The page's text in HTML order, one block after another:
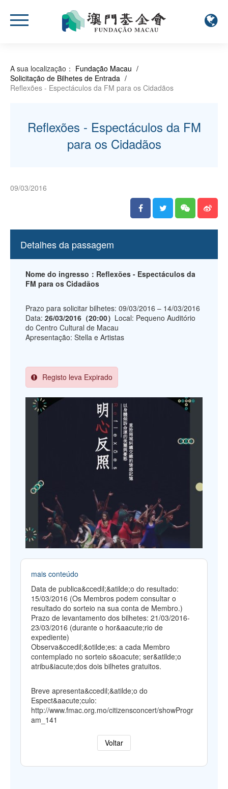
A sua localização： Fundação Macau /
Solicitação de Bilhetes de Entrada /
Reflexões - Espectáculos da FM para os Cidadãos
Reflexões - Espectáculos da FM
para os Cidadãos
09/03/2016
Detalhes da passagem
Nome do ingresso：Reflexões - Espectáculos da
FM para os Cidadãos
Prazo para solicitar bilhetes: 09/03/2016 – 14/03/2016
Data: 26/03/2016（20:00） Local: Pequeno Auditório
do Centro Cultural de Macau
Apresentação: Stella e Artistas
Registo leva Expirado
mais conteúdo
Data de publica&ccedil;&atilde;o do resultado:
15/03/2016 (Os Membros podem consultar o
resultado do sorteio na sua conta de Membro.)
Prazo de levantamento dos bilhetes: 21/03/2016-
23/03/2016 (durante o hor&aacute;rio de
expediente)
Observa&ccedil;&otilde;es: a cada Membro
contemplado no sorteio s&oacute; ser&atilde;o
atribu&iacute;dos dois bilhetes gratuitos.
Breve apresenta&ccedil;&atilde;o do
Espect&aacute;culo:
http://www.fmac.org.mo/citizensconcert/showProgr
am_141
Voltar